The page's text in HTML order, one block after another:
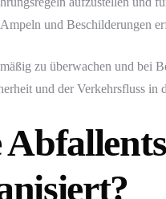
und Beschilderungen
zu überwachen und bei
und der Verkehrsfluss in